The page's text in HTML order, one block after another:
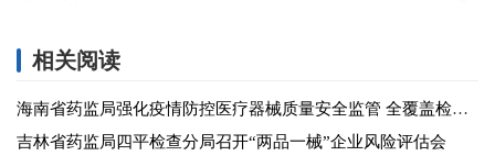
相关阅读
海南省药监局强化疫情防控医疗器械质量安全监管 全覆盖检查采样拭子生产企业
吉林省药监局四平检查分局召开“两品一械”企业风险评估会